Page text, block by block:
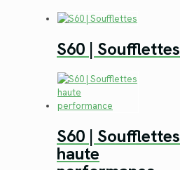
S60 | Soufflettes
S60 | Soufflettes
haute